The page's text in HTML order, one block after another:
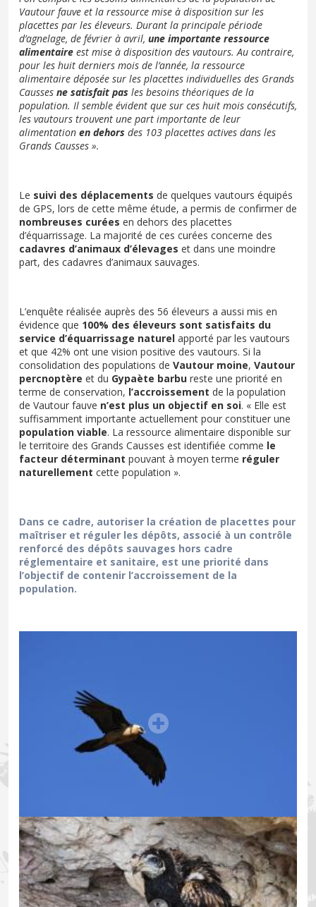
Vautour fauve et la ressource mise à disposition sur les
placettes par les éleveurs. Durant la principale période
d’agnelage, de février à avril, une importante ressource
alimentaire est mise à disposition des vautours. Au contraire,
pour les huit derniers mois de l’année, la ressource
alimentaire déposée sur les placettes individuelles des Grands
Causses ne satisfait pas les besoins théoriques de la
population. Il semble évident que sur ces huit mois consécutifs,
les vautours trouvent une part importante de leur
alimentation en dehors des 103 placettes actives dans les
Grands Causses ».
Le suivi des déplacements de quelques vautours équipés
de GPS, lors de cette même étude, a permis de conﬁrmer de
nombreuses curées en dehors des placettes
d’équarrissage. La majorité de ces curées concerne des
cadavres d’animaux d’élevages et dans une moindre
part, des cadavres d’animaux sauvages.
L’enquête réalisée auprès des 56 éleveurs a aussi mis en
évidence que 100% des éleveurs sont satisfaits du
service d’équarrissage naturel apporté par les vautours
et que 42% ont une vision positive des vautours. Si la
consolidation des populations de Vautour moine, Vautour
percnoptère et du Gypaète barbu reste une priorité en
terme de conservation, l’accroissement de la population
de Vautour fauve n’est plus un objectif en soi. « Elle est
suffisamment importante actuellement pour constituer une
population viable. La ressource alimentaire disponible sur
le territoire des Grands Causses est identiﬁée comme le
facteur déterminant pouvant à moyen terme réguler
naturellement cette population ».
Dans ce cadre, autoriser la création de placettes pour
maîtriser et réguler les dépôts, associé à un contrôle
renforcé des dépôts sauvages hors cadre
réglementaire et sanitaire, est une priorité dans
l’objectif de contenir l’accroissement de la
population.